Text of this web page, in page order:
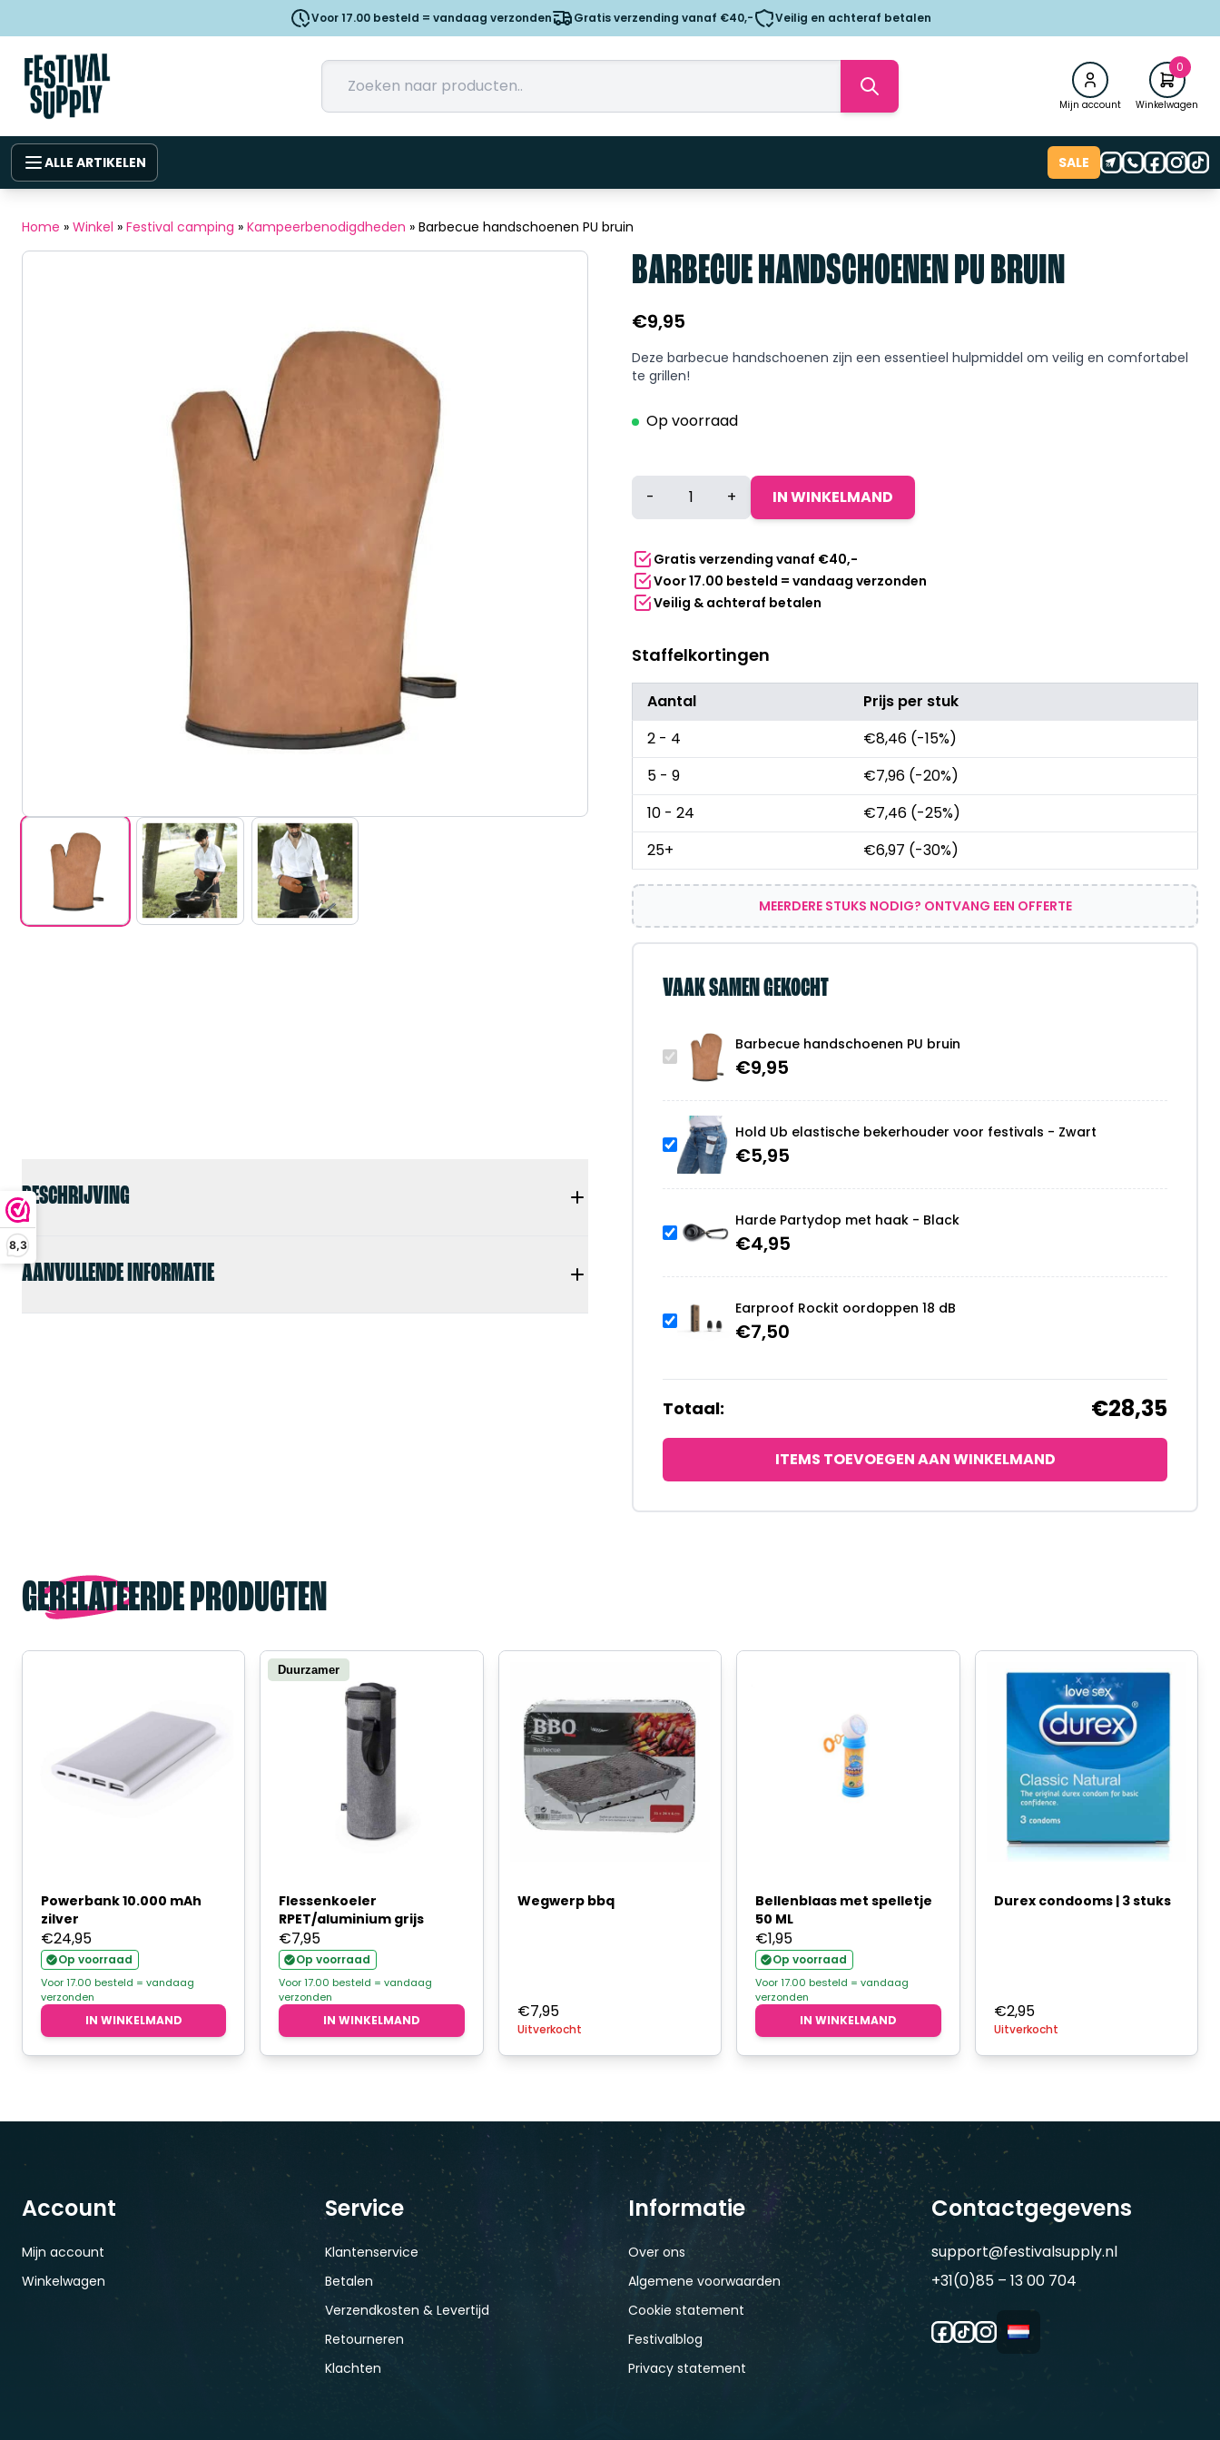
8,3
Voor 17.00 besteld = vandaag verzonden Gratis verzending vanaf €40,- Veilig en achteraf betalen
Mijn account
0
Winkelwagen
ALLE ARTIKELEN SALE
Home » Winkel » Festival camping » Kampeerbenodigdheden » Barbecue handschoenen PU bruin
BESCHRIJVING
AANVULLENDE INFORMATIE
BARBECUE HANDSCHOENEN PU BRUIN
€9,95
Deze barbecue handschoenen zijn een essentieel hulpmiddel om veilig en comfortabel
te grillen!
Op voorraad
Barbecue
handschoenen
bruin
aantal
- + IN WINKELMAND
Gratis verzending vanaf €40,-
Voor 17.00 besteld = vandaag verzonden
Veilig & achteraf betalen
Staffelkortingen
Aantal
Prijs per stuk
2 - 4
€8,46 (-15%)
5 - 9
€7,96 (-20%)
10 - 24
€7,46 (-25%)
25+
€6,97 (-30%)
MEERDERE STUKS NODIG? ONTVANG EEN OFFERTE
VAAK SAMEN GEKOCHT
Barbecue handschoenen PU bruin
€9,95
Hold Ub elastische bekerhouder voor festivals - Zwart
€5,95
Harde Partydop met haak - Black
€4,95
Earproof Rockit oordoppen 18 dB
€7,50
Totaal: €28,35
ITEMS TOEVOEGEN AAN WINKELMAND
GERELATEERDE PRODUCTEN
Powerbank 10.000 mAh
zilver
€24,95
Op voorraad
Voor 17.00 besteld = vandaag
verzonden
IN WINKELMAND
Duurzamer
Flessenkoeler
RPET/aluminium grijs
€7,95
Op voorraad
Voor 17.00 besteld = vandaag
verzonden
IN WINKELMAND
Wegwerp bbq
€7,95
Uitverkocht
Bellenblaas met spelletje
50 ML
€1,95
Op voorraad
Voor 17.00 besteld = vandaag
verzonden
IN WINKELMAND
Durex condooms | 3 stuks
€2,95
Uitverkocht
Account
Mijn account
Winkelwagen
Service
Klantenservice
Betalen
Verzendkosten & Levertijd
Retourneren
Klachten
Informatie
Over ons
Algemene voorwaarden
Cookie statement
Festivalblog
Privacy statement
Contactgegevens
support@festivalsupply.nl
+31(0)85 – 13 00 704